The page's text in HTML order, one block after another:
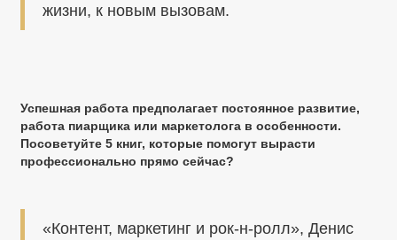
жизни, к новым вызовам.
Успешная работа предполагает постоянное развитие,
работа пиарщика или маркетолога в особенности.
Посоветуйте 5 книг, которые помогут вырасти
профессионально прямо сейчас?
«Контент, маркетинг и рок-н-ролл», Денис